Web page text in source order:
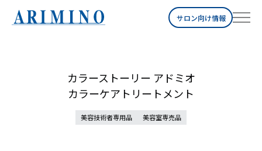
サロン向け情報
カラーストーリー アドミオ
カラーケアトリートメント
美容技術者専用品 美容室専売品